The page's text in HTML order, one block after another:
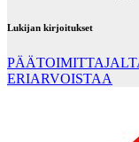
Lukijan kirjoitukset
ERIARVOISTAA